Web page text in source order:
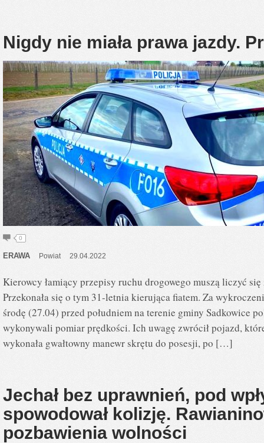
Nigdy nie miała prawa jazdy.
0
ERAWA Powiat 29.04.2022
Kierowcy łamiący przepisy ruchu drogowego muszą liczyć
Przekonała się o tym 31-letnia kierująca fiatem. Za
środę (27.04) przed południem na terenie gminy Sadkowice
wykonywali pomiar prędkości. Ich uwagę zwrócił pojazd,
wykonała gwałtowny manewr skrętu do posesji, po […]
Jechał bez uprawnień, pod
spowodował kolizję.
pozbawienia wolności